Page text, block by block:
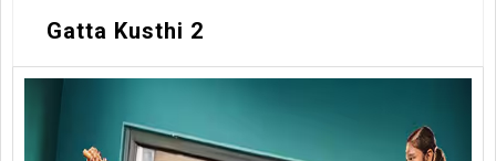
Gatta Kusthi 2